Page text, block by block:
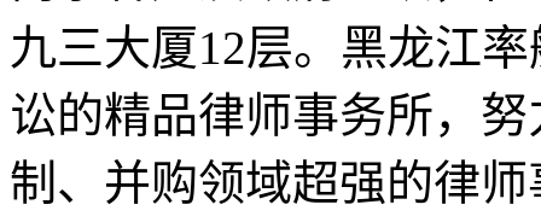
九三大厦12层。黑龙江
讼的精品律师事务所，
制、并购领域超强的律